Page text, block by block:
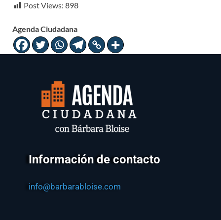
Post Views: 898
Agenda Ciudadana
Información de contacto
info@barbarabloise.com